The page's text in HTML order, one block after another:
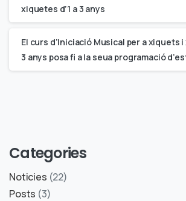
xiquetes d’1 a 3 anys
El curs d’Iniciació Musical per a xiquets
3 anys posa fi a la seua programació
Categories
Noticies (22)
Posts (3)